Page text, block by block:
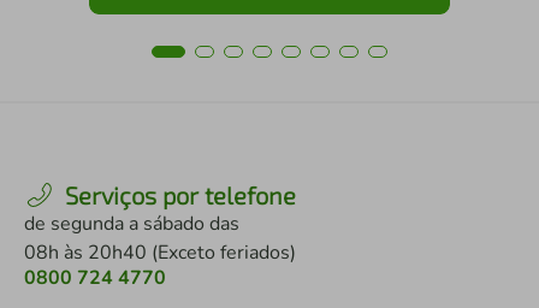
Serviços por telefone
de segunda a sábado das
08h às 20h40 (Exceto feriados)
0800 724 4770